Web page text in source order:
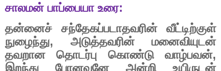
சாலமன் பாப்பையா உரை:
தன்னைச்
சந்தேகப்படாதவரின்
வீட்டிற்குள்
நுழைந்து, அடுத்தவரின்
மனைவியுடன்
தவறான
தொடர்பு கொண்டு வாழ்பவன்,
இறந்து
போனவனே அன்றி
உயிருடன்